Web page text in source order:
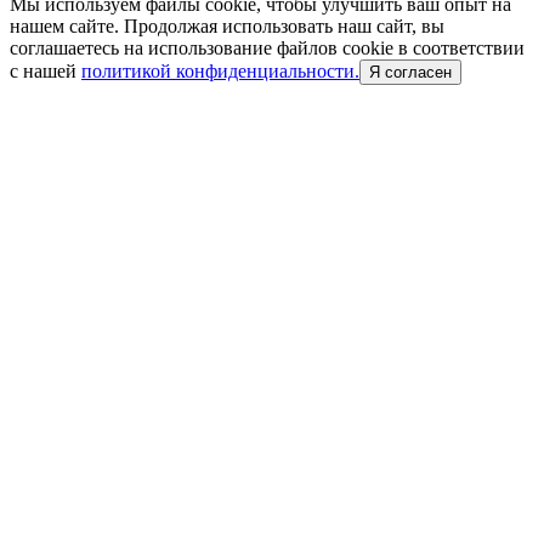
нашем сайте. Продолжая использовать наш сайт, вы
соглашаетесь на использование файлов cookie в соответствии
с нашей политикой конфиденциальности. Я согласен